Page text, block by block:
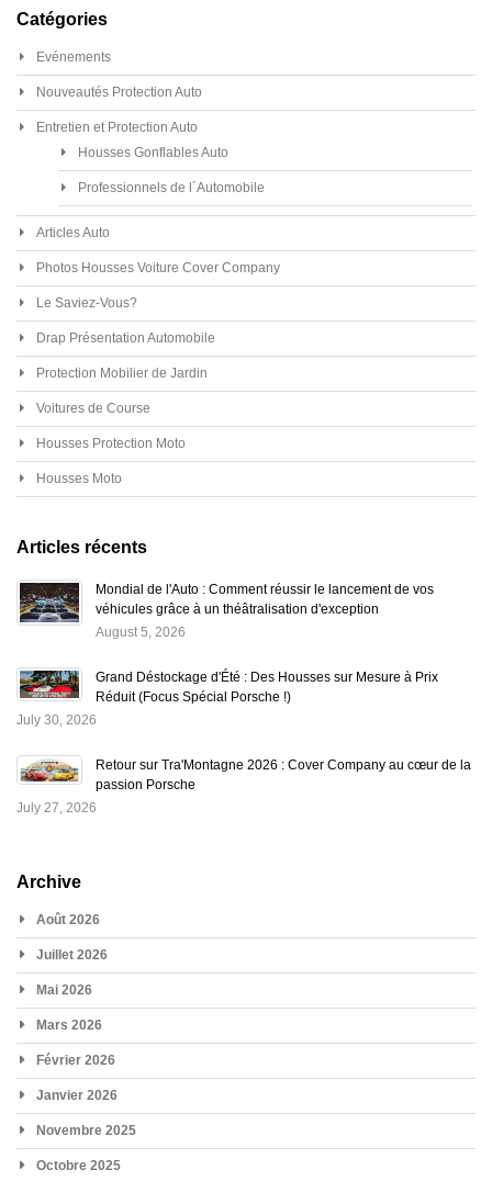
Catégories
Evénements
Nouveautés Protection Auto
Entretien et Protection Auto
Housses Gonflables Auto
Professionnels de l´Automobile
Articles Auto
Photos Housses Voiture Cover Company
Le Saviez-Vous?
Drap Présentation Automobile
Protection Mobilier de Jardin
Voitures de Course
Housses Protection Moto
Housses Moto
Articles récents
Mondial de l'Auto : Comment réussir le lancement de vos
véhicules grâce à un théâtralisation d'exception
August 5, 2026
Grand Déstockage d'Été : Des Housses sur Mesure à Prix
Réduit (Focus Spécial Porsche !)
July 30, 2026
Retour sur Tra'Montagne 2026 : Cover Company au cœur de la
passion Porsche
July 27, 2026
Archive
Août 2026
Juillet 2026
Mai 2026
Mars 2026
Février 2026
Janvier 2026
Novembre 2025
Octobre 2025